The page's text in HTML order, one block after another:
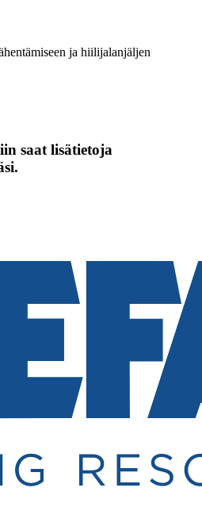
ja hiilijalanjäljen
saat lisätietoja